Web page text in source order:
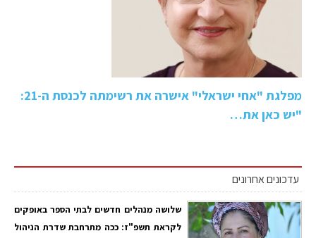
מפלגת "אחי ישראלי" אישרה את רשימתה לכנסת ה-21:
"יש כאן את…
עדכונים אחרונים
שלושה מנהלים חדשים לבתי הספר באופקים
לקראת תשפ"ז: ככה מתרחבת שדרת הניהול